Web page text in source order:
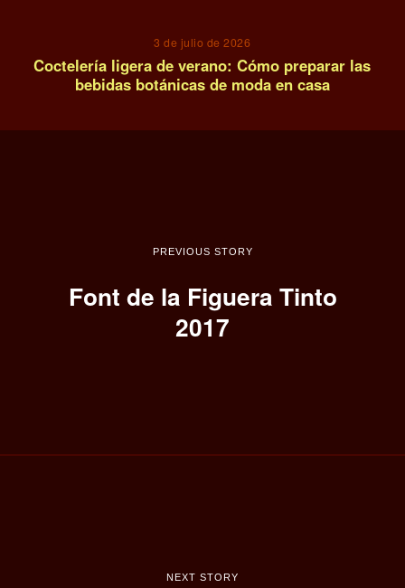
3 de julio de 2026
Coctelería ligera de verano: Cómo preparar las
bebidas botánicas de moda en casa
PREVIOUS STORY
Font de la Figuera Tinto
2017
NEXT STORY